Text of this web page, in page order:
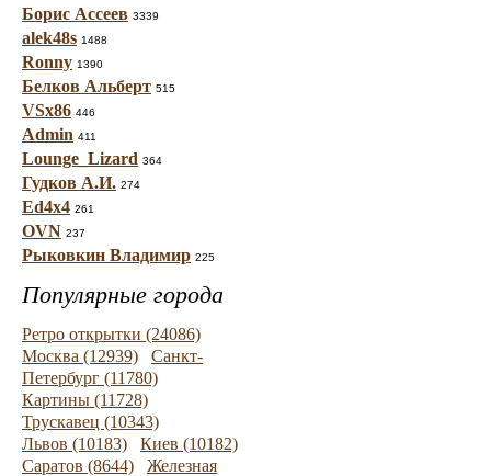
Борис Ассеев 3339
alek48s 1488
Ronny 1390
Белков Альберт 515
VSx86 446
Admin 411
Lounge_Lizard 364
Гудков А.И. 274
Ed4x4 261
OVN 237
Рыковкин Владимир 225
Популярные города
Ретро открытки (24086)
Москва (12939)
Санкт-
Петербург (11780)
Картины (11728)
Трускавец (10343)
Львов (10183)
Киев (10182)
Саратов (8644)
Железная